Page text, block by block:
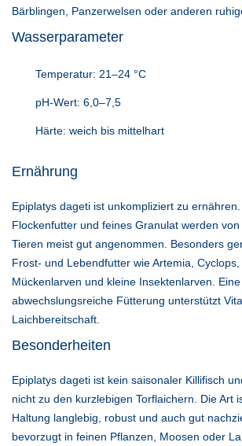
Bärblingen, Panzerwelsen oder anderen
Wasserparameter
Temperatur: 21–24 °C
pH-Wert: 6,0–7,5
Härte: weich bis mittelhart
Ernährung
Epiplatys dageti ist unkompliziert zu
Flockenfutter und feines Granulat werden
Tieren meist gut angenommen. Besonders
Frost- und Lebendfutter wie Artemia,
Mückenlarven und kleine Insektenlarven. Eine
abwechslungsreiche Fütterung unterstützt
Laichbereitschaft.
Besonderheiten
Epiplatys dageti ist kein saisonaler Killifisch
nicht zu den kurzlebigen Torflaichern. Die Art
Haltung langlebig, robust und auch gut
bevorzugt in feinen Pflanzen, Moosen oder